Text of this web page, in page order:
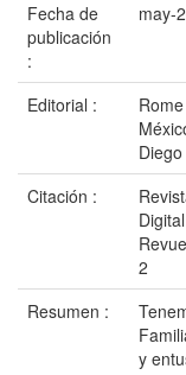
Fecha de
publicación
:
may-
Editorial :
Citación :
2
Resumen :
y